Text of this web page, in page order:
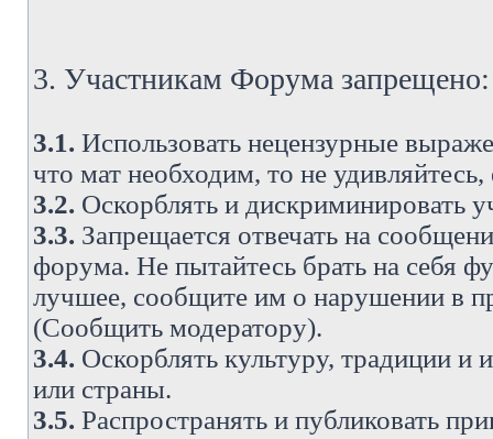
3. Участникам Форума запрещено:
3.1. Использовать нецензурные
что мат необходим, то не
3.2. Оскорблять и дискриминировать
3.3. Запрещается отвечать на
форума. Не пытайтесь брать на себя
лучшее, сообщите им о нарушении в
(Сообщить модератору).
3.4. Оскорблять культуру, традиции
или страны.
3.5. Распространять и публиковать